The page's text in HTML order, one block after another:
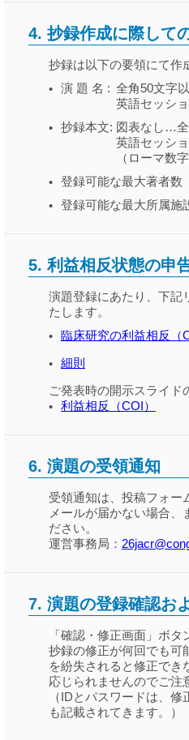
4. 抄録作成に際して
抄録は以下の要領にて作
• 演 題 名 : 全角50文字
英語セッシ
• 抄録本文: 図表なし…
英語セッシ
（ローマ数
• 登録可能な最大著者数
• 登録可能な最大所属施
5.利益相反状態の申
演題登録にあたり、下記
たします。
• 臨床研究の利益相反（
• 細則
ご発表時の開示スライド
• 利益相反（COI）
6. 演題の受領通知
受領通知は、投稿フォー
メールが届かない場合
ださい。
運営事務局：
7. 演題の登録確認お
「確認・修正画面」ボ
抄録の修正が何回でも可
を紛失されると修正で
応じられませんのでご注
（IDとパスワードは、
も記載されてきます。）